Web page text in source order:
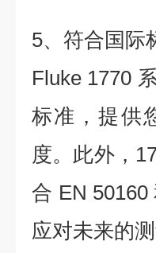
5、符合国际
Fluke 1770
标准，提供
度。此外，
合 EN
应对未来的测